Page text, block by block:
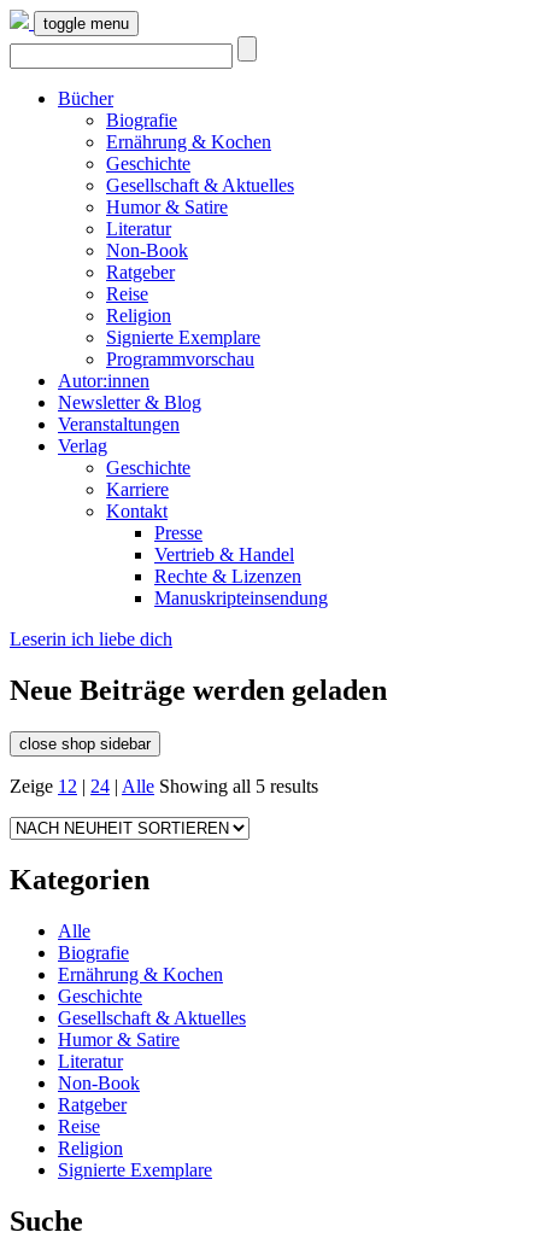
toggle menu
Bücher
Biografie
Ernährung & Kochen
Geschichte
Gesellschaft & Aktuelles
Humor & Satire
Literatur
Non-Book
Ratgeber
Reise
Religion
Signierte Exemplare
Programmvorschau
Autor:innen
Newsletter & Blog
Veranstaltungen
Verlag
Geschichte
Karriere
Kontakt
Presse
Vertrieb & Handel
Rechte & Lizenzen
Manuskripteinsendung
Leserin ich liebe dich
Neue Beiträge werden geladen
close shop sidebar
Zeige 12 | 24 | Alle Showing all 5 results
Kategorien
Alle
Biografie
Ernährung & Kochen
Geschichte
Gesellschaft & Aktuelles
Humor & Satire
Literatur
Non-Book
Ratgeber
Reise
Religion
Signierte Exemplare
Suche